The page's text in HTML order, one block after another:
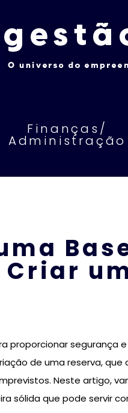
Finanças/
Administração
proporcionar segurança
de uma reserva,
Neste artigo,
sólida que pode servir